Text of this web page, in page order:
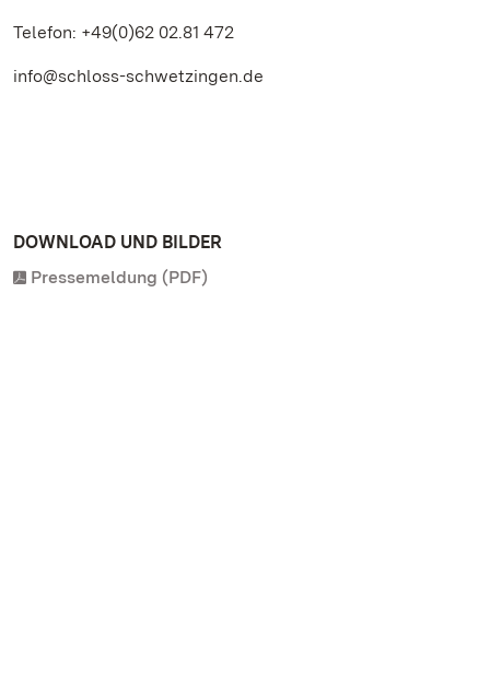
Telefon: +49(0)62 02.81 472
info@schloss-schwetzingen.de
DOWNLOAD UND BILDER
Pressemeldung (PDF)